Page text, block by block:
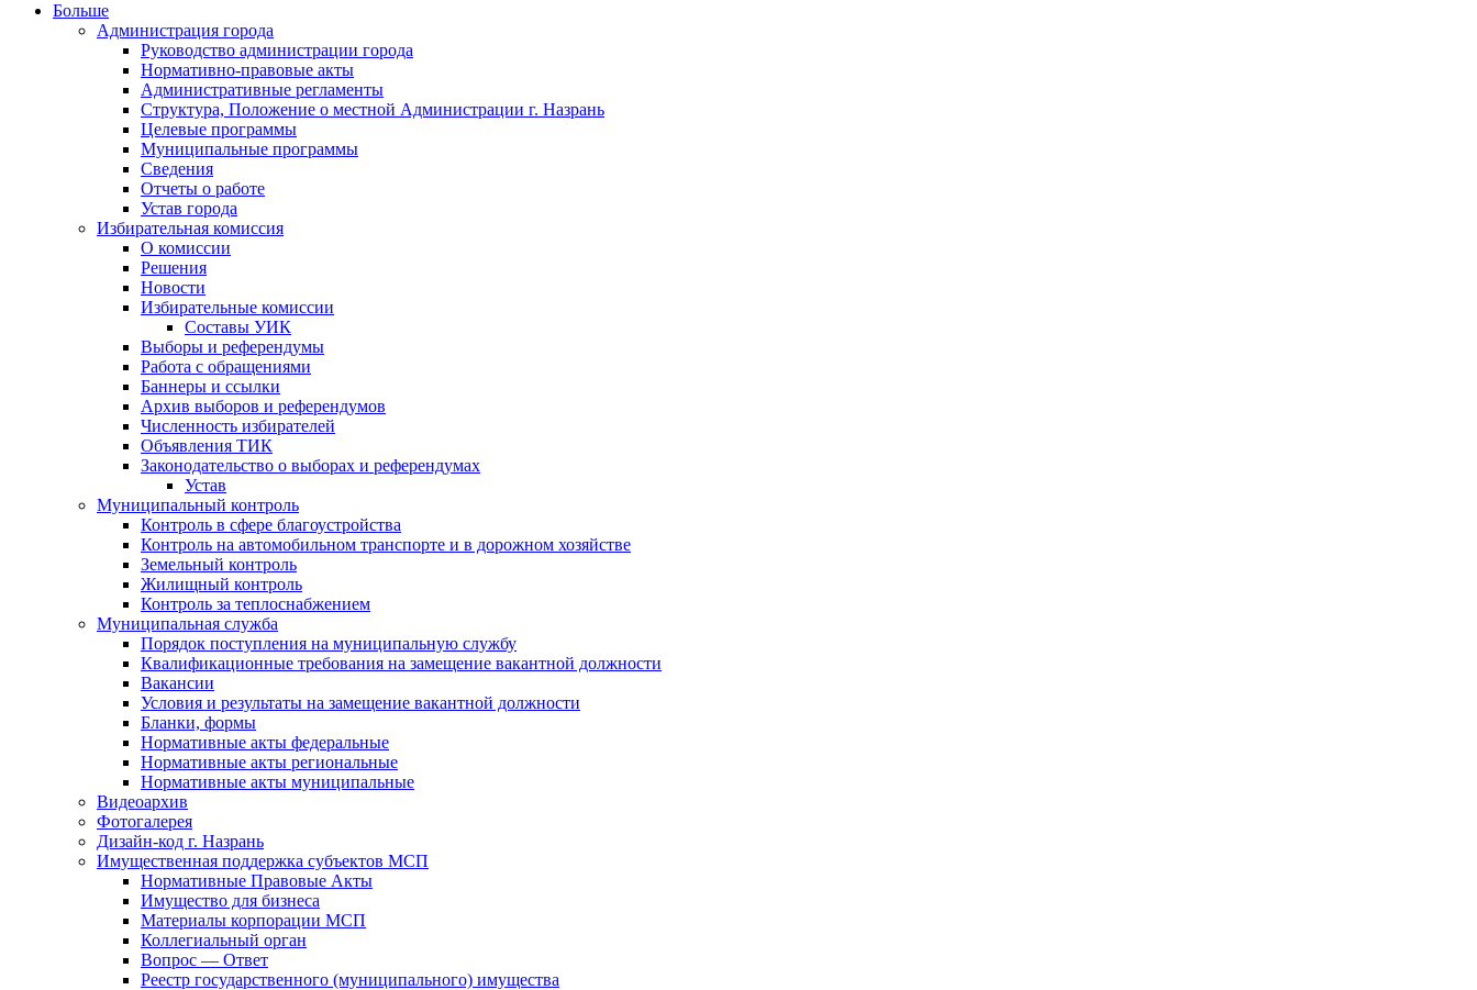
Больше
Администрация города
Руководство администрации города
Нормативно-правовые акты
Административные регламенты
Структура, Положение о местной Администрации г. Назрань
Целевые программы
Муниципальные программы
Сведения
Отчеты о работе
Устав города
Избирательная комиссия
О комиссии
Решения
Новости
Избирательные комиссии
Составы УИК
Выборы и референдумы
Работа с обращениями
Баннеры и ссылки
Архив выборов и референдумов
Численность избирателей
Объявления ТИК
Законодательство о выборах и референдумах
Устав
Муниципальный контроль
Контроль в сфере благоустройства
Контроль на автомобильном транспорте и в дорожном хозяйстве
Земельный контроль
Жилищный контроль
Контроль за теплоснабжением
Муниципальная служба
Порядок поступления на муниципальную службу
Квалификационные требования на замещение вакантной должности
Вакансии
Условия и результаты на замещение вакантной должности
Бланки, формы
Нормативные акты федеральные
Нормативные акты региональные
Нормативные акты муниципальные
Видеоархив
Фотогалерея
Дизайн-код г. Назрань
Имущественная поддержка субъектов МСП
Нормативные Правовые Акты
Имущество для бизнеса
Материалы корпорации МСП
Коллегиальный орган
Вопрос — Ответ
Реестр государственного (муниципального) имущества